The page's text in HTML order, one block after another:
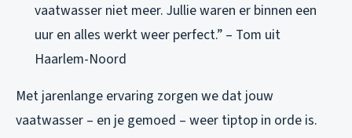
vaatwasser niet meer. Jullie waren er binnen een
uur en alles werkt weer perfect.” – Tom uit
Haarlem-Noord
Met jarenlange ervaring zorgen we dat jouw
vaatwasser – en je gemoed – weer tiptop in orde is.